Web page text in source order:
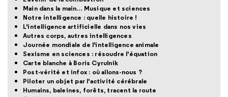
Main dans la main… Musique et sciences
Notre intelligence : quelle histoire !
L'intelligence artificielle dans nos vies
Autres corps, autres intelligences
Journée mondiale de l'intelligence animale
Sexisme en sciences : résoudre l'équation
Carte blanche à Boris Cyrulnik
Post-vérité et infox : où allons-nous ?
Piloter un objet par l'activité cérébrale
Humains, baleines, forêts, tracent la route